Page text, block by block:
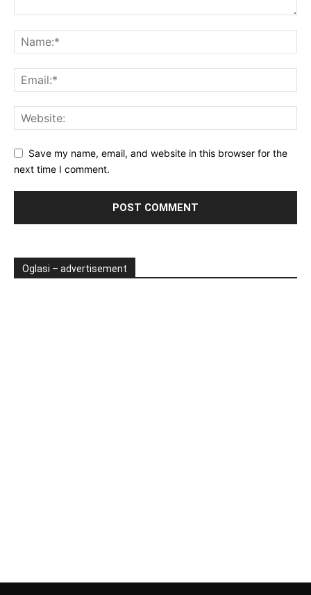
Save my name, email, and website in this browser for the
next time I comment.
Oglasi – advertisement